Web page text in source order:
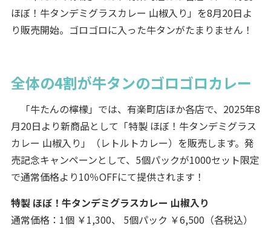
ほぼ！牛タンデミグラスカレー 山椒入り」を8月20日よ
り販売開始。ゴロゴロに入った牛タンがたまりません！
全体の4割が牛タンのゴロゴロカレー
「牛たんの檸檬」では、有楽町店ほか各店で、2025年8
月20日より新商品として「特製 ほぼ！牛タンデミグラス
カレー 山椒入り」（レトルトカレー）を販売します。発
売記念キャンペーンとして、5個パックが1000セット限定
で通常価格より10％OFFにて提供されます！
特製 ほぼ！牛タンデミグラスカレー 山椒入り
通常価格：1個 ￥1,300、 5個パック ￥6,500（各税込）